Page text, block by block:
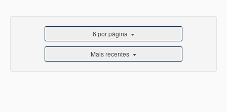
6 por página
Mais recentes